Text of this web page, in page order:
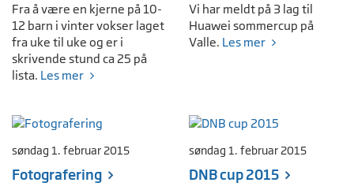
Fra å være en kjerne på 10-
12 barn i vinter vokser laget
fra uke til uke og er i
skrivende stund ca 25 på
lista. Les mer
Vi har meldt på 3 lag til
Huawei sommercup på
Valle. Les mer
søndag 1. februar 2015
Fotografering
søndag 1. februar 2015
DNB cup 2015